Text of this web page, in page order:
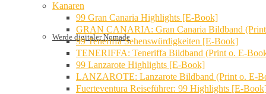
Werde digitaler Nomade
Kanaren
99 Gran Canaria Highlights [E-Book]
GRAN CANARIA: Gran Canaria Bildband
99 Teneriffa Sehenswürdigkeiten [E-Book]
TENERIFFA: Teneriffa Bildband (Print o. E-
99 Lanzarote Highlights [E-Book]
LANZAROTE: Lanzarote Bildband (Print o. E-
Fuerteventura Reiseführer: 99 Highlights [E-